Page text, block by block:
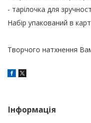
- тарілочка для
Набір упакований в
Творчого натхнення
Інформація